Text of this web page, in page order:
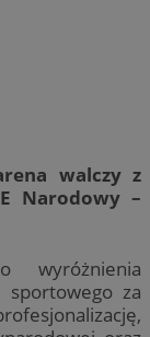
walczy z
Narodowy –
wyróżnienia
sportowego za